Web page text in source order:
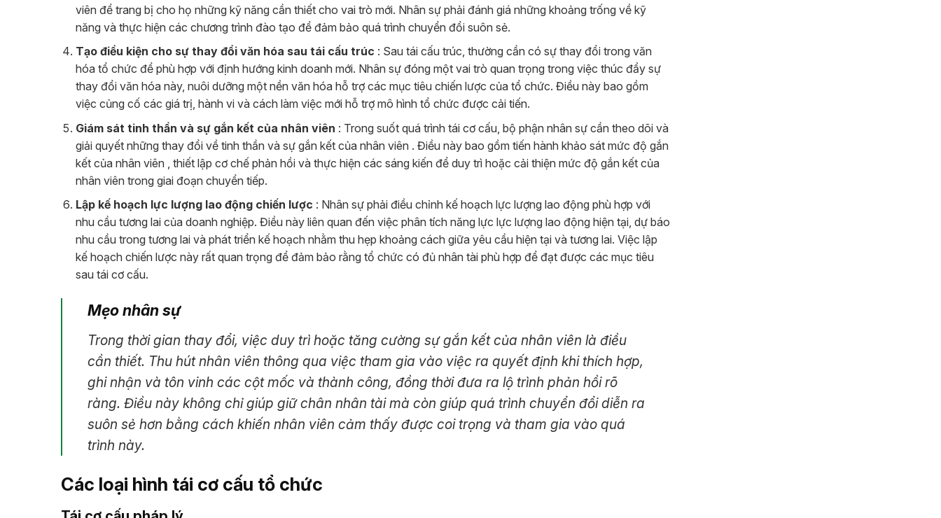
viên để trang bị cho họ những kỹ năng cần thiết cho vai trò mới. Nhân sự phải đánh giá những khoảng trống về kỹ
năng và thực hiện các chương trình đào tạo để đảm bảo quá trình chuyển đổi suôn sẻ.
Tạo điều kiện cho sự thay đổi văn hóa sau tái cấu trúc : Sau tái cấu trúc, thường cần có sự thay đổi trong văn
hóa tổ chức để phù hợp với định hướng kinh doanh mới. Nhân sự đóng một vai trò quan trọng trong việc thúc đẩy sự
thay đổi văn hóa này, nuôi dưỡng một nền văn hóa hỗ trợ các mục tiêu chiến lược của tổ chức. Điều này bao gồm
việc củng cố các giá trị, hành vi và cách làm việc mới hỗ trợ mô hình tổ chức được cải tiến.
Giám sát tinh thần và sự gắn kết của nhân viên : Trong suốt quá trình tái cơ cấu, bộ phận nhân sự cần theo dõi và
giải quyết những thay đổi về tinh thần và sự gắn kết của nhân viên . Điều này bao gồm tiến hành khảo sát mức độ gắn
kết của nhân viên , thiết lập cơ chế phản hồi và thực hiện các sáng kiến ​​để duy trì hoặc cải thiện mức độ gắn kết của
nhân viên trong giai đoạn chuyển tiếp.
Lập kế hoạch lực lượng lao động chiến lược : Nhân sự phải điều chỉnh kế hoạch lực lượng lao động phù hợp với
nhu cầu tương lai của doanh nghiệp. Điều này liên quan đến việc phân tích năng lực lực lượng lao động hiện tại, dự báo
nhu cầu trong tương lai và phát triển kế hoạch nhằm thu hẹp khoảng cách giữa yêu cầu hiện tại và tương lai. Việc lập
kế hoạch chiến lược này rất quan trọng để đảm bảo rằng tổ chức có đủ nhân tài phù hợp để đạt được các mục tiêu
sau tái cơ cấu.
Mẹo nhân sự
Trong thời gian thay đổi, việc duy trì hoặc tăng cường sự gắn kết của nhân viên là điều
cần thiết. Thu hút nhân viên thông qua việc tham gia vào việc ra quyết định khi thích hợp,
ghi nhận và tôn vinh các cột mốc và thành công, đồng thời đưa ra lộ trình phản hồi rõ
ràng. Điều này không chỉ giúp giữ chân nhân tài mà còn giúp quá trình chuyển đổi diễn ra
suôn sẻ hơn bằng cách khiến nhân viên cảm thấy được coi trọng và tham gia vào quá
trình này.
Các loại hình tái cơ cấu tổ chức